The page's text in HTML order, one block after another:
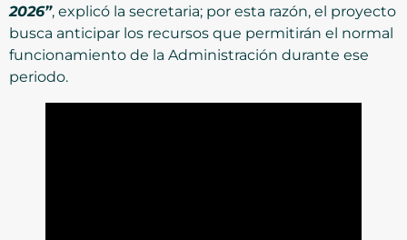
2026”, explicó la secretaria; por esta razón, el proyecto
busca anticipar los recursos que permitirán el normal
funcionamiento de la Administración durante ese
periodo.